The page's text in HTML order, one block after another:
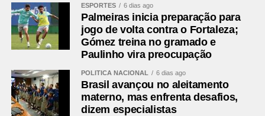
ESPORTES 6 dias ago
Palmeiras inicia preparação para
jogo de volta contra o Fortaleza;
Gómez treina no gramado e
Paulinho vira preocupação
POLÍTICA NACIONAL 6 dias ago
Brasil avançou no aleitamento
materno, mas enfrenta desafios,
dizem especialistas